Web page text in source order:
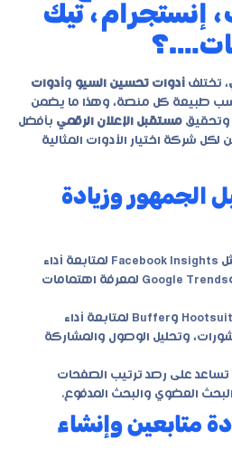
إنستجرام، تيك
، تختلف أدوات تحسين السيو وأدوات
طبيعة كل منصة، وهذا ما يضمن
وتحقيق مستقبل الإعلان الرقمي بأفضل
لكل شركة اختيار الأدوات المثالية
الجمهور وزيادة
: مثل Facebook Insights لمتابعة أداء
الصفحات والمحتوى، وGoogle Trends لمعرفة اهتمامات
: مثل Hootsuite وBuffer لمتابعة أداء
وتحليل الوصول والمشاركة
تساعد على رصد ترتيب الصفحات
العضوي والبحث المدفوع.
متابعين وإنشاء